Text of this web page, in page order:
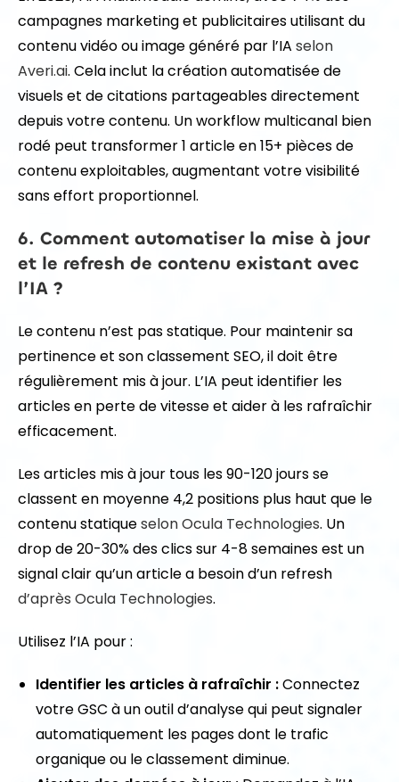
campagnes marketing et publicitaires utilisant du
contenu vidéo ou image généré par l’IA selon
Averi.ai. Cela inclut la création automatisée de
visuels et de citations partageables directement
depuis votre contenu. Un workflow multicanal bien
rodé peut transformer 1 article en 15+ pièces de
contenu exploitables, augmentant votre visibilité
sans effort proportionnel.
6. Comment automatiser la mise à jour
et le refresh de contenu existant avec
l’IA ?
Le contenu n’est pas statique. Pour maintenir sa
pertinence et son classement SEO, il doit être
régulièrement mis à jour. L’IA peut identifier les
articles en perte de vitesse et aider à les rafraîchir
efficacement.
Les articles mis à jour tous les 90-120 jours se
classent en moyenne 4,2 positions plus haut que le
contenu statiqueselon Ocula Technologies. Un
drop de 20-30% des clics sur 4-8 semaines est un
signal clair qu’un article a besoin d’un refresh
d’après Ocula Technologies.
Utilisez l’IA pour :
Identifier les articles à rafraîchir :Connectez
votre GSC à un outil d’analyse qui peut signaler
automatiquement les pages dont le trafic
organique ou le classement diminue.